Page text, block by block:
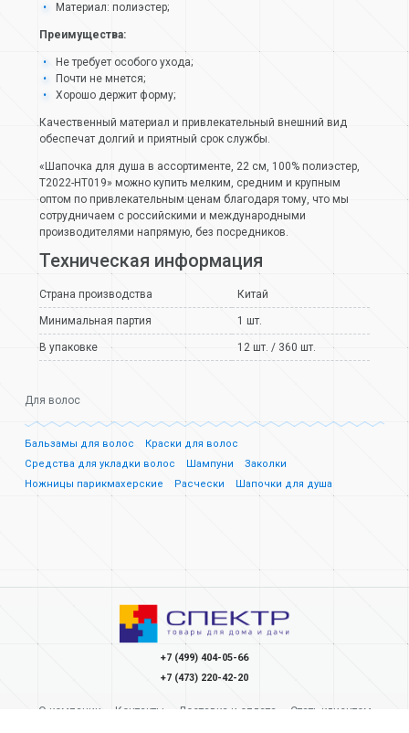
Материал: полиэстер;
Преимущества:
Не требует особого ухода;
Почти не мнется;
Хорошо держит форму;
Качественный материал и привлекательный внешний вид
обеспечат долгий и приятный срок службы.
«Шапочка для душа в ассортименте, 22 см, 100% полиэстер,
T2022-HT019» можно купить мелким, средним и крупным
оптом по привлекательным ценам благодаря тому, что мы
сотрудничаем с российскими и международными
производителями напрямую, без посредников.
Техническая информация
Страна производства Китай
Минимальная партия 1 шт.
В упаковке 12 шт. / 360 шт.
Для волос
Бальзамы для волос
Краски для волос
Средства для укладки волос
Шампуни
Заколки
Ножницы парикмахерские
Расчески Шапочки для душа
+7 (499) 404-05-66
+7 (473) 220-42-20
О компании Контакты Доставка и оплата
Стать клиентом